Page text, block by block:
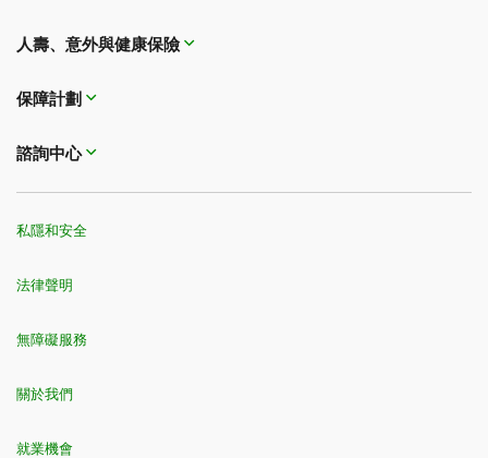
人壽、意外與健康保險
保障計劃
諮詢中心
私隱和安全
法律聲明
無障礙服務
關於我們
就業機會